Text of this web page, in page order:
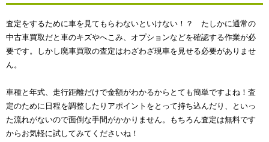
査定をするために車を見てもらわないといけない！？ たしかに通常の
中古車買取だと車のキズやへこみ、オプションなどを確認する作業が必
要です。しかし廃車買取の査定はわざわざ現車を見せる必要がありませ
ん。
車種と年式、走行距離だけで金額がわかるからとても簡単ですよね！査
定のために日程を調整したりアポイントをとって持ち込んだり、といっ
た流れがないので面倒な手間がかかりません。もちろん査定は無料です
からお気軽に試してみてくださいね！